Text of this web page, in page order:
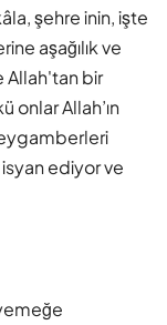
şehre inin, işte
aşağılık ve
Allah'tan bir
onlar Allah’ın
ediyor ve